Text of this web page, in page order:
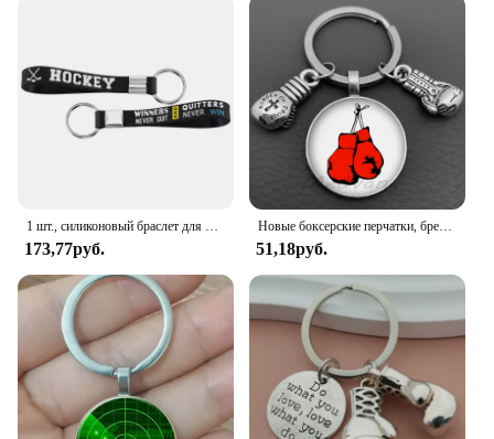
173,77руб.
Новые боксерские перчатки, брелок для ключей, спортивные мужские и женские брелки, ювелирные изделия, подарки для боксерского клуба, настраиваемая оптовая продажа
51,18руб.